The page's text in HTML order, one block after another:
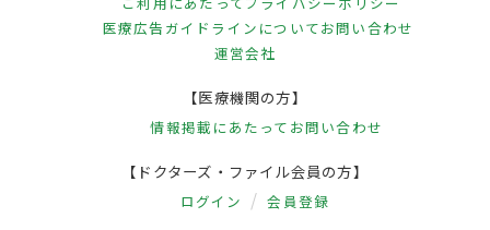
医療広告ガイドラインについてお問い合わせ
運営会社
【医療機関の方】
情報掲載にあたって お問い合わせ
【ドクターズ・ファイル会員の方】
ログイン 会員登録